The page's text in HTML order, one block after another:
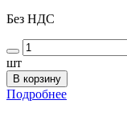
Без НДС
шт
В корзину
Подробнее